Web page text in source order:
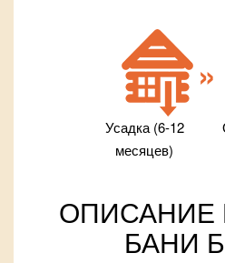
Усадка (6-12
месяцев)
ОПИСАНИЕ
БАНИ